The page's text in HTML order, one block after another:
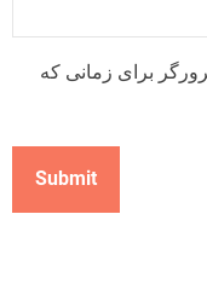
برای زمانی که